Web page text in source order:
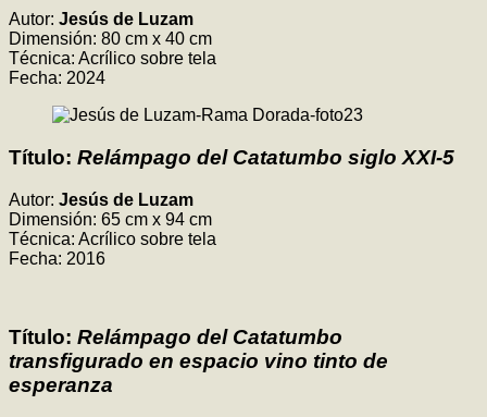
Autor: Jesús de Luzam
Dimensión: 80 cm x 40 cm
Técnica: Acrílico sobre tela
Fecha: 2024
Título: Relámpago del Catatumbo siglo XXI-5
Autor: Jesús de Luzam
Dimensión: 65 cm x 94 cm
Técnica: Acrílico sobre tela
Fecha: 2016
Título: Relámpago del Catatumbo
transfigurado en espacio vino tinto de
esperanza